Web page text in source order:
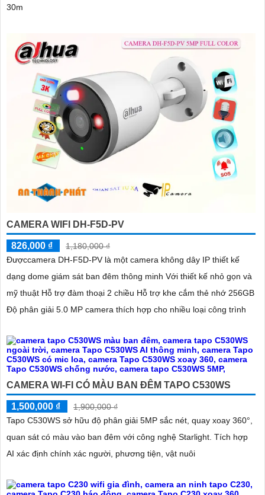
30m
CAMERA WIFI DH-F5D-PV
826,000 ₫
1,180,000 ₫
Đượccamera DH-F5D-PV là một camera không dây IP thiết kế
dạng dome giám sát ban đêm thông minh Với thiết kế nhỏ gọn và
mỹ thuật Hỗ trợ đàm thoại 2 chiều Hỗ trợ khe cắm thẻ nhớ 256GB
Độ phân giải 5.0 MP camera thích hợp cho nhiều loại công trình
CAMERA WI-FI CÓ MÀU BAN ĐÊM TAPO C530WS
1,500,000 ₫
1,900,000 ₫
Tapo C530WS sở hữu độ phân giải 5MP sắc nét, quay xoay 360°,
quan sát có màu vào ban đêm với công nghệ Starlight. Tích hợp
AI xác định chính xác người, phương tiện, vật nuôi